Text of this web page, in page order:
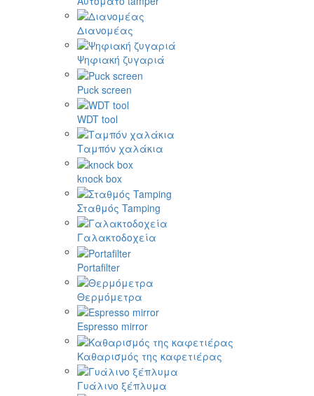
Διανομέας
Ψηφιακή ζυγαριά
Puck screen
WDT tool
Ταμπόν χαλάκια
knock box
Σταθμός Tamping
Γαλακτοδοχεία
Portafilter
Θερμόμετρα
Espresso mirror
Καθαρισμός της καφετιέρας
Γυάλινο ξέπλυμα